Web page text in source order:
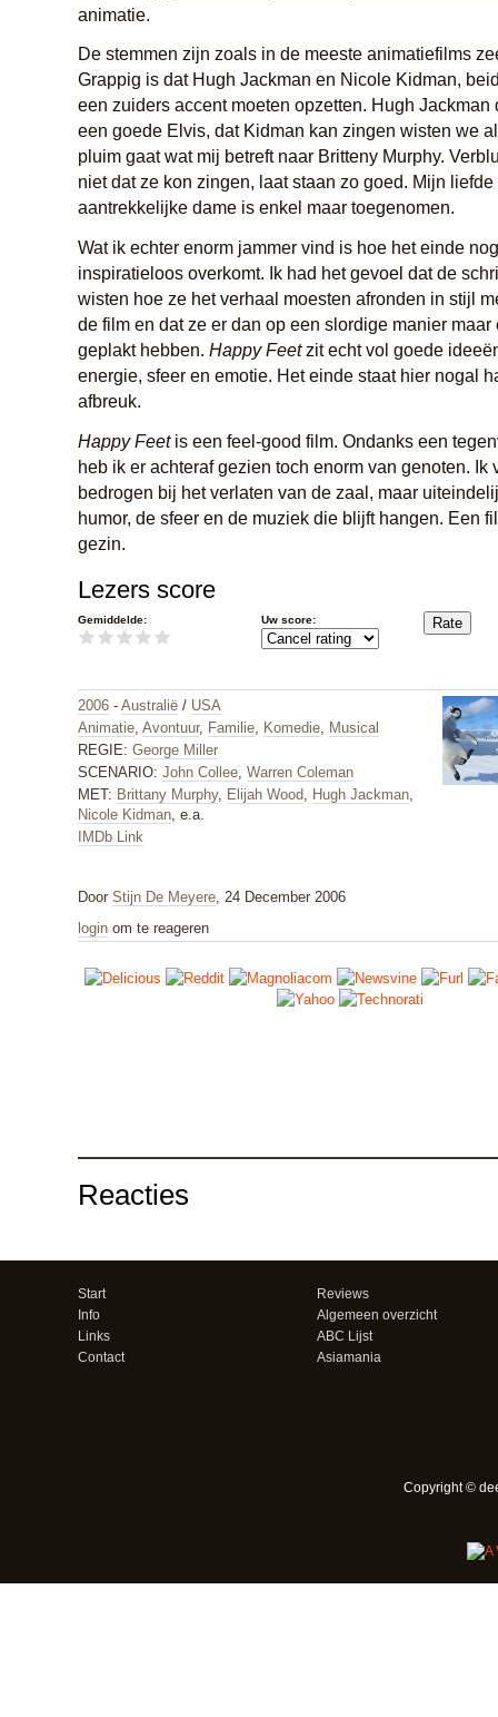
animatie.
De stemmen zijn zoals in de meeste animatiefilms
Grappig is dat Hugh Jackman en Nicole Kidman,
een zuiders accent moeten opzetten. Hugh Jackman
een goede Elvis, dat Kidman kan zingen wisten we
pluim gaat wat mij betreft naar Britteny Murphy.
niet dat ze kon zingen, laat staan zo goed. Mijn
aantrekkelijke dame is enkel maar toegenomen.
Wat ik echter enorm jammer vind is hoe het einde
inspiratieloos overkomt. Ik had het gevoel dat de
wisten hoe ze het verhaal moesten afronden in stijl
de film en dat ze er dan op een slordige manier maar
geplakt hebben. Happy Feetzit echt vol goede
energie, sfeer en emotie. Het einde staat hier nogal
afbreuk.
Happy Feetis een feel-good film. Ondanks een
heb ik er achteraf gezien toch enorm van genoten. Ik
bedrogen bij het verlaten van de zaal, maar
humor, de sfeer en de muziek die blijft hangen. Een
gezin.
Lezers score
Gemiddelde: Uw score:
2006 - Australië / USA
Animatie, Avontuur, Familie, Komedie, Musical
REGIE: George Miller
SCENARIO: John Collee, Warren Coleman
MET: Brittany Murphy, Elijah Wood, Hugh Jackman,
Nicole Kidman, e.a.
IMDb Link
Door Stijn De Meyere, 24 December 2006
login om te reageren
Reacties
Start
Info
Links
Contact
Reviews
Algemeen overzicht
ABC Lijst
Asiamania
Copyright ©